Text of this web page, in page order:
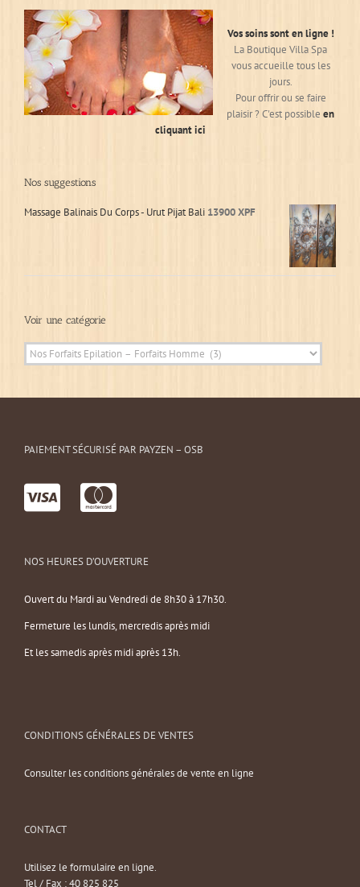
Vos soins sont en ligne !
La Boutique Villa Spa
vous accueille tous les
jours.
Pour offrir ou se faire
plaisir ? C'est possible en
cliquant ici
Nos suggestions
Massage Balinais Du Corps - Urut Pijat Bali 13900XPF
Voir une catégorie
PAIEMENT SÉCURISÉ PAR PAYZEN – OSB
NOS HEURES D’OUVERTURE
Ouvert du Mardi au Vendredi de 8h30 à 17h30.
Fermeture les lundis, mercredis après midi
Et les samedis après midi après 13h.
CONDITIONS GÉNÉRALES DE VENTES
Consulter les conditions générales de vente en ligne
CONTACT
Utilisez le formulaire en ligne.
Tel / Fax : 40 825 825